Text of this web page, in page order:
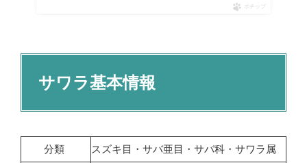
ポチップ
サワラ基本情報
分類 スズキ目・サバ亜目・サバ科・サワラ属